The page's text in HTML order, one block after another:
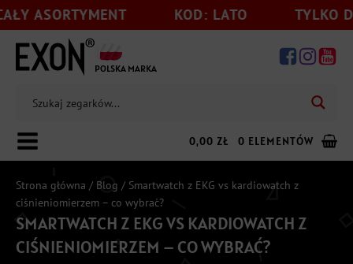
KOD: LATO TYLKO DO
POLSKA MARKA
0,00 ZŁ 0 ELEMENTÓW
Dodaj jeszcze199,00 zł do darmowej wysyłki
Strona główna / Blog / Smartwatch z EKG vs kardiowatch z
ciśnieniomierzem – co wybrać?
SMARTWATCH Z EKG VS KARDIOWATCH Z
CIŚNIENIOMIERZEM – CO WYBRAĆ?